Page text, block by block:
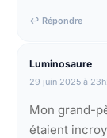
↩ Répondre
Luminosaure
29 juin 2025 à
Mon grand-
étaient